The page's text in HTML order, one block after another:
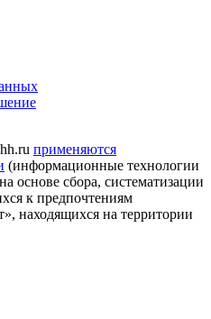
применяются
(информационные технологии
основе сбора, систематизации
к предпочтениям
находящихся на территории